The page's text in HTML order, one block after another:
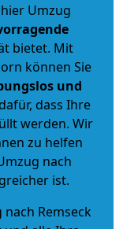
Umzug
bietet. Mit
können Sie
und
dass Ihre
werden. Wir
zu helfen
nach
ist.
Remseck